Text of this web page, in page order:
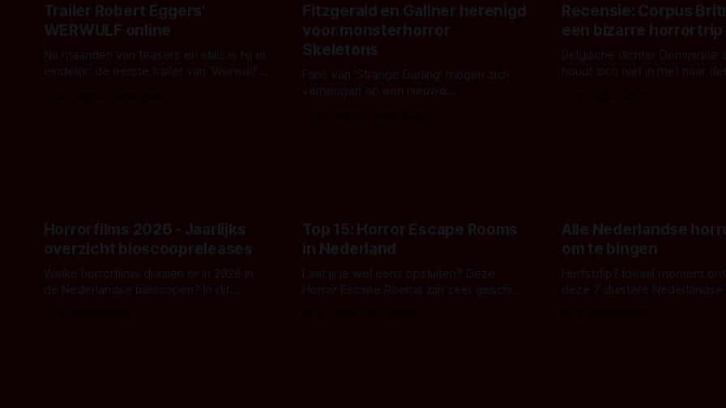
Trailer Robert Eggers'
WERWULF online
Na maanden van teasers en stills is hij er
eindelijk: de eerste trailer van 'Werwulf'.
Fitzgerald en Gallner herenigd
voor monsterhorror
Skeletons
Fans van 'Strange Darling' mogen zich
verheugen op een nieuwe
Recensie: Corpus
een bizarre horrortrip
Belgische dichter Dominique
houdt zich niet in met haar
Horrorfilms 2026 - Jaarlijks
overzicht bioscoopreleases
Welke horrorfilms draaien er in 2026 in
de Nederlandse bioscopen? In dit
Top 15: Horror Escape Rooms
in Nederland
Laat jij je wel eens opsluiten? Deze
Horror Escape Rooms zijn zeer geschikt
Alle Nederlandse
om te bingen
Herfstdip? Ideaal moment
deze 7 duistere